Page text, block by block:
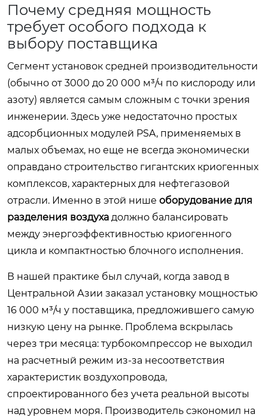
Почему средняя мощность
требует особого подхода к
выбору поставщика
Сегмент установок средней производительности
(обычно от 3000 до 20 000 м³/ч по кислороду или
азоту) является самым сложным с точки зрения
инженерии. Здесь уже недостаточно простых
адсорбционных модулей PSA, применяемых в
малых объемах, но еще не всегда экономически
оправдано строительство гигантских криогенных
комплексов, характерных для нефтегазовой
отрасли. Именно в этой нише оборудование для
разделения воздуха должно балансировать
между энергоэффективностью криогенного
цикла и компактностью блочного исполнения.
В нашей практике был случай, когда завод в
Центральной Азии заказал установку мощностью
16 000 м³/ч у поставщика, предложившего самую
низкую цену на рынке. Проблема вскрылась
через три месяца: турбокомпрессор не выходил
на расчетный режим из-за несоответствия
характеристик воздухопровода,
спроектированного без учета реальной высоты
над уровнем моря. Производитель сэкономил на